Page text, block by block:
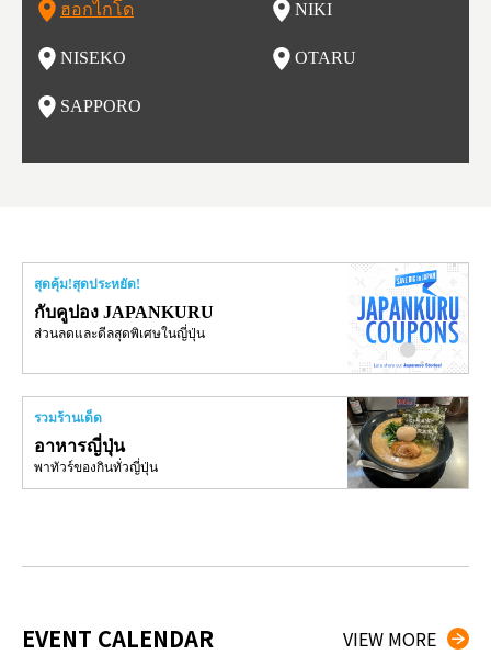
อาหารอร่อย และออนเซ็นวิวสวยอีกด้วย
ชิกว่า 100 ร้าน ให้เราได้เลือกชิมซูชิสดใหม่ ที่มีคนต่อแถวยาวบ
หนึ่งในงานเทศกาลที่ใหญ่ที่สุดของฮอกไกโด และยังขึ้นชื่อเรื่อง
เล
ฮอกไกโด NIKI
NISEKO OTARU
SAPPORO
สุดคุ้ม!สุดประหยัด!
กับคูปอง JAPANKURU
ส่วนลดและดีลสุดพิเศษในญี่ปุ่น
รวมร้านเด็ด
อาหารญี่ปุ่น
พาทัวร์ของกินทั่วญี่ปุ่น
EVENT CALENDAR VIEW MORE